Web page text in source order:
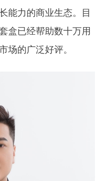
能力的商业生态。目
盒已经帮助数十万用
场的广泛好评。